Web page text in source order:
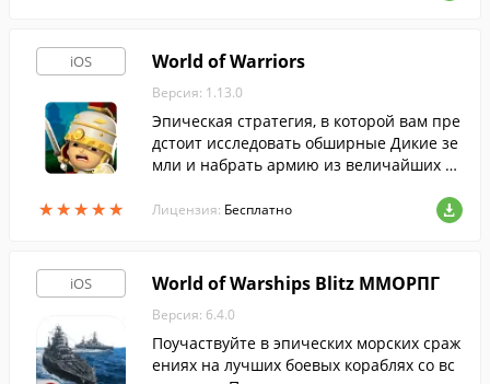
iOS
★★★★★
★★★★★
World of Warriors
Версия: 1.13.0
Эпическая стратегия, в которой вам пре
дстоит исследовать обширные Дикие зе
мли и набрать армию из величайших во
неров и викингов до рыцарей и самурае
Лицензия: Бесплатно
iOS World of Warships Blitz ММОРПГ
Версия: 6.4.0
Поучаствуйте в эпических морских сраж
ениях на лучших боевых кораблях со вс